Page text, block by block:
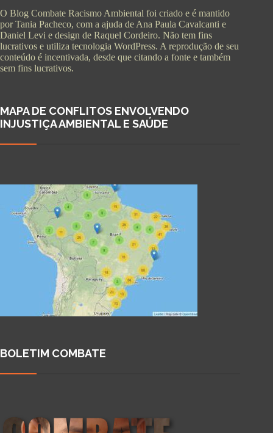
O Blog Combate Racismo Ambiental foi criado e é mantido
por Tania Pacheco, com a ajuda de Ana Paula Cavalcanti e
Daniel Levi e design de Raquel Cordeiro. Não tem fins
lucrativos e utiliza tecnologia WordPress. A reprodução de seu
conteúdo é incentivada, desde que citando a fonte e também
sem fins lucrativos.
MAPA DE CONFLITOS ENVOLVENDO
INJUSTIÇA AMBIENTAL E SAÚDE
BOLETIM COMBATE